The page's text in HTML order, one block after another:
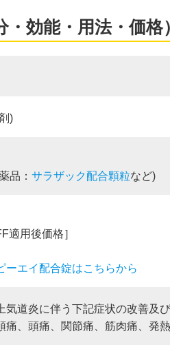
効能・用法・価格）
)
品： サラザック配合顆粒など)
適用後価格］
エイ配合錠はこちらから
道炎に伴う下記症状の改善及
痛、頭痛、関節痛、筋肉痛、発熱